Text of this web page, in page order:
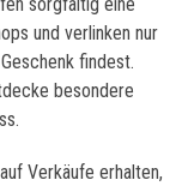
und verlinken nur
findest.
besondere
Verkäufe erhalten,